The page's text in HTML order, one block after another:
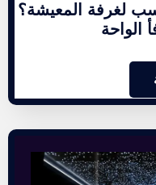
لغرفة المعيشة؟
الواحة